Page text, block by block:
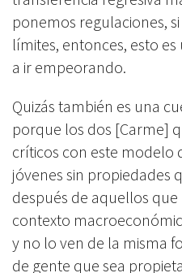
ponemos regulaciones,
límites, entonces, esto
a ir empeorando.
Quizás también es una
porque los dos [Carme]
críticos con este modelo
jóvenes sin propiedades
después de aquellos
contexto
y no lo ven de la misma
de gente que sea